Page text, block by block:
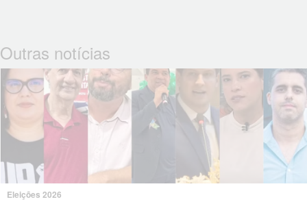
Outras notícias
Eleições 2026